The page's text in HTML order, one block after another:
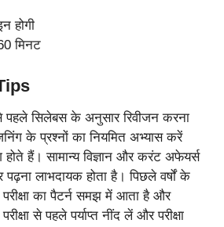
होगी
मिनट
से पहले सिलेबस के अनुसार रिवीजन करना
के प्रश्नों का नियमित अभ्यास करें
होते हैं। सामान्य विज्ञान और करंट अफेयर्स
पढ़ना लाभदायक होता है। पिछले वर्षों के
का पैटर्न समझ में आता है और
से पहले पर्याप्त नींद लें और परीक्षा